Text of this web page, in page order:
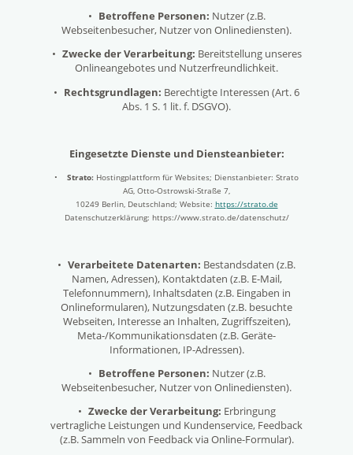
• Betroffene Personen: Nutzer (z.B.
Webseitenbesucher, Nutzer von Onlinediensten).
• Zwecke der Verarbeitung: Bereitstellung unseres
Onlineangebotes und Nutzerfreundlichkeit.
• Rechtsgrundlagen: Berechtigte Interessen (Art. 6
Abs. 1 S. 1 lit. f. DSGVO).
Eingesetzte Dienste und Diensteanbieter:
• Strato: Hostingplattform für Websites; Dienstanbieter: Strato
AG, Otto-Ostrowski-Straße 7,
10249 Berlin, Deutschland; Website: https://strato.de
Datenschutzerklärung: https://www.strato.de/datenschutz/
• Verarbeitete Datenarten: Bestandsdaten (z.B.
Namen, Adressen), Kontaktdaten (z.B. E-Mail,
Telefonnummern), Inhaltsdaten (z.B. Eingaben in
Onlineformularen), Nutzungsdaten (z.B. besuchte
Webseiten, Interesse an Inhalten, Zugriffszeiten),
Meta-/Kommunikationsdaten (z.B. Geräte-
Informationen, IP-Adressen).
• Betroffene Personen: Nutzer (z.B.
Webseitenbesucher, Nutzer von Onlinediensten).
• Zwecke der Verarbeitung: Erbringung
vertragliche Leistungen und Kundenservice, Feedback
(z.B. Sammeln von Feedback via Online-Formular).